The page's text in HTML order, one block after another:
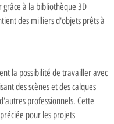
à la bibliothèque 3D
des milliers d'objets prêts à
la possibilité de travailler avec
des scènes et des calques
professionnels. Cette
pour les projets